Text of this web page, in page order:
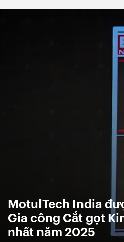
MotulTech India
Gia công Cắt gọt
nhất năm 2025